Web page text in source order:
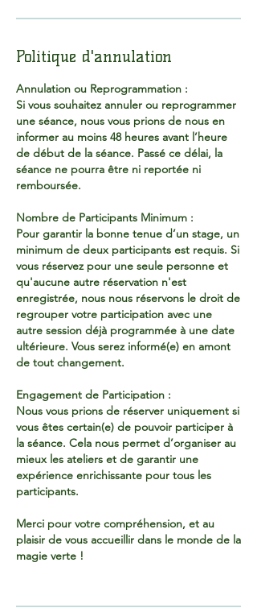
Politique d'annulation
Annulation ou Reprogrammation :
Si vous souhaitez annuler ou reprogrammer
une séance, nous vous prions de nous en
informer au moins 48 heures avant l’heure
de début de la séance. Passé ce délai, la
séance ne pourra être ni reportée ni
remboursée.
Nombre de Participants Minimum :
Pour garantir la bonne tenue d’un stage, un
minimum de deux participants est requis. Si
vous réservez pour une seule personne et
qu'aucune autre réservation n'est
enregistrée, nous nous réservons le droit de
regrouper votre participation avec une
autre session déjà programmée à une date
ultérieure. Vous serez informé(e) en amont
de tout changement.
Engagement de Participation :
Nous vous prions de réserver uniquement si
vous êtes certain(e) de pouvoir participer à
la séance. Cela nous permet d’organiser au
mieux les ateliers et de garantir une
expérience enrichissante pour tous les
participants.
Merci pour votre compréhension, et au
plaisir de vous accueillir dans le monde de la
magie verte !